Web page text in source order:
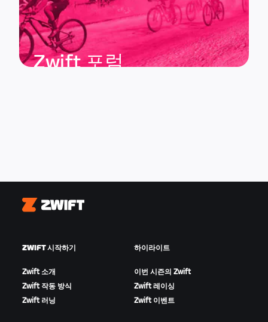
Zwift 포럼
Zwift
ZWIFT 시작하기
Zwift 소개
Zwift 작동 방식
Zwift 러닝
하이라이트
이번 시즌의 Zwift
Zwift 레이싱
Zwift 이벤트